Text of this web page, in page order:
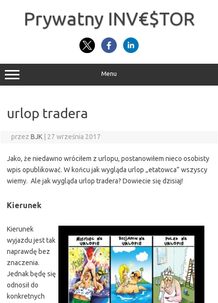
Prywatny INV€$TOR
Menu
urlop tradera
przez BJK 27 września 2017
Jako, że niedawno wróciłem z urlopu, postanowiłem nieco osobisty
wpis opublikować. W końcu jak wygląda urlop „etatowca” wszyscy
wiemy. Ale jak wygląda urlop tradera? Dowiecie się dzisiaj!
Kierunek
Kierunek
wyjazdu jest tak
naprawdę bez
znaczenia.
Jednak będę się
odnosił do
konkretnych